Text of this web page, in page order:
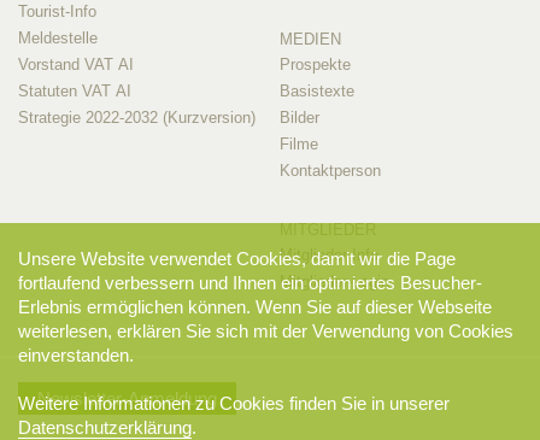
Tourist-Info
Meldestelle
Vorstand VAT AI
Statuten VAT AI
Strategie 2022-2032 (Kurzversion)
MEDIEN
Prospekte
Basistexte
Bilder
Filme
Kontaktperson
Mitglieder-Info
Mitglieder-Login
Newsletter-Anmeldung
Unsere Website verwendet Cookies, damit wir die Page
fortlaufend verbessern und Ihnen ein optimiertes Besucher-
Erlebnis ermöglichen können. Wenn Sie auf dieser Webseite
weiterlesen, erklären Sie sich mit der Verwendung von Cookies
einverstanden.
Weitere Informationen zu Cookies finden Sie in unserer
Datenschutzerklärung.